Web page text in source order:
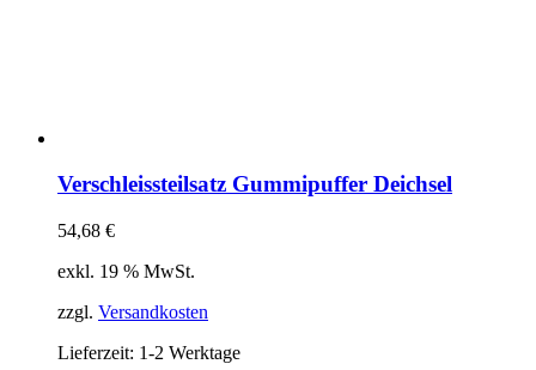
Verschleissteilsatz Gummipuffer Deichsel
54,68 €
exkl. 19 % MwSt.
zzgl. Versandkosten
Lieferzeit: 1-2 Werktage